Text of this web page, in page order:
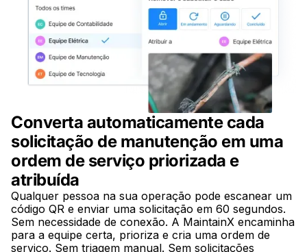
Converta automaticamente cada
solicitação de manutenção em uma
ordem de serviço priorizada e
atribuída
Qualquer pessoa na sua operação pode escanear um
código QR e enviar uma solicitação em 60 segundos.
Sem necessidade de conexão. A MaintainX encaminha
para a equipe certa, prioriza e cria uma ordem de
serviço. Sem triagem manual. Sem solicitações